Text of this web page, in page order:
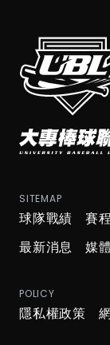
SITEMAP
球隊戰績 賽
最新消息
媒
POLICY
隱私權政策